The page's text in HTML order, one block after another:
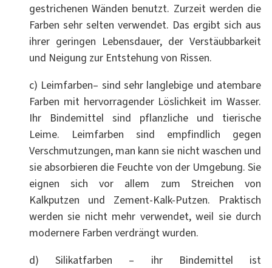
gestrichenen Wänden benutzt. Zurzeit werden die
Farben sehr selten verwendet. Das ergibt sich aus
ihrer geringen Lebensdauer, der Verstäubbarkeit
und Neigung zur Entstehung von Rissen.
c) Leimfarben– sind sehr langlebige und atembare
Farben mit hervorragender Löslichkeit im Wasser.
Ihr Bindemittel sind pflanzliche und tierische
Leime. Leimfarben sind empfindlich gegen
Verschmutzungen, man kann sie nicht waschen und
sie absorbieren die Feuchte von der Umgebung. Sie
eignen sich vor allem zum Streichen von
Kalkputzen und Zement-Kalk-Putzen. Praktisch
werden sie nicht mehr verwendet, weil sie durch
modernere Farben verdrängt wurden.
d) Silikatfarben – ihr Bindemittel ist